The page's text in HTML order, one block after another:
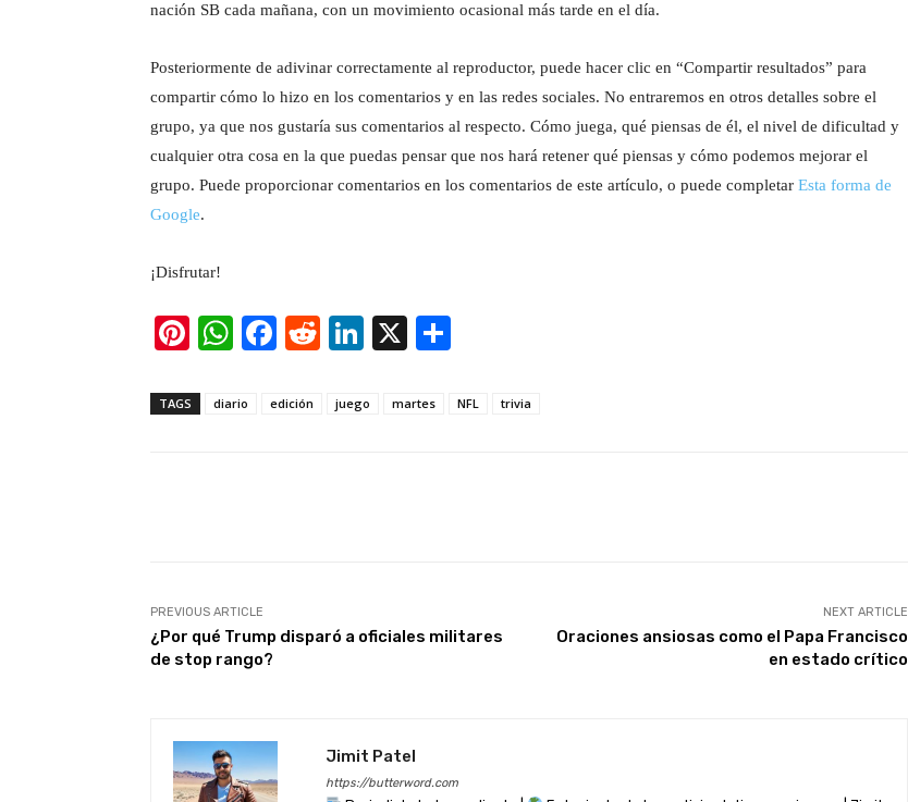
nación SB cada mañana, con un movimiento ocasional más tarde en el día.
Posteriormente de adivinar correctamente al reproductor, puede hacer clic en “Compartir resultados” para
compartir cómo lo hizo en los comentarios y en las redes sociales. No entraremos en otros detalles sobre el
grupo, ya que nos gustaría sus comentarios al respecto. Cómo juega, qué piensas de él, el nivel de dificultad y
cualquier otra cosa en la que puedas pensar que nos hará retener qué piensas y cómo podemos mejorar el
grupo. Puede proporcionar comentarios en los comentarios de este artículo, o puede completar Esta forma de
Google.
¡Disfrutar!
Pi
er
W
at
F
c
R
d
Li
k
X
ar
TAGS diario edición juego martes NFL trivia
PREVIOUS ARTICLE
¿Por qué Trump disparó a oficiales militares
de stop rango?
NEXT ARTICLE
Oraciones ansiosas como el Papa Francisco
en estado crítico
Jimit Patel
https://butterword.com